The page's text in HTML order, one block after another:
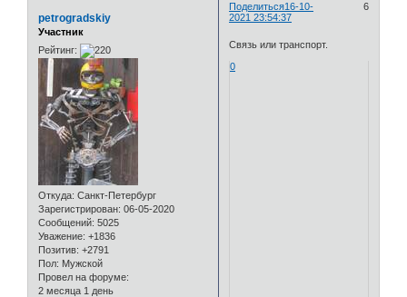
Поделиться 6
16-10-
2021 23:54:37
petrogradskiy
Участник
Рейтинг:
Откуда: Санкт-Петербург
Зарегистрирован: 06-05-2020
Сообщений: 5025
Уважение: +1836
Позитив: +2791
Пол: Мужской
Провел на форуме:
2 месяца 1 день
Связь или транспорт.
0